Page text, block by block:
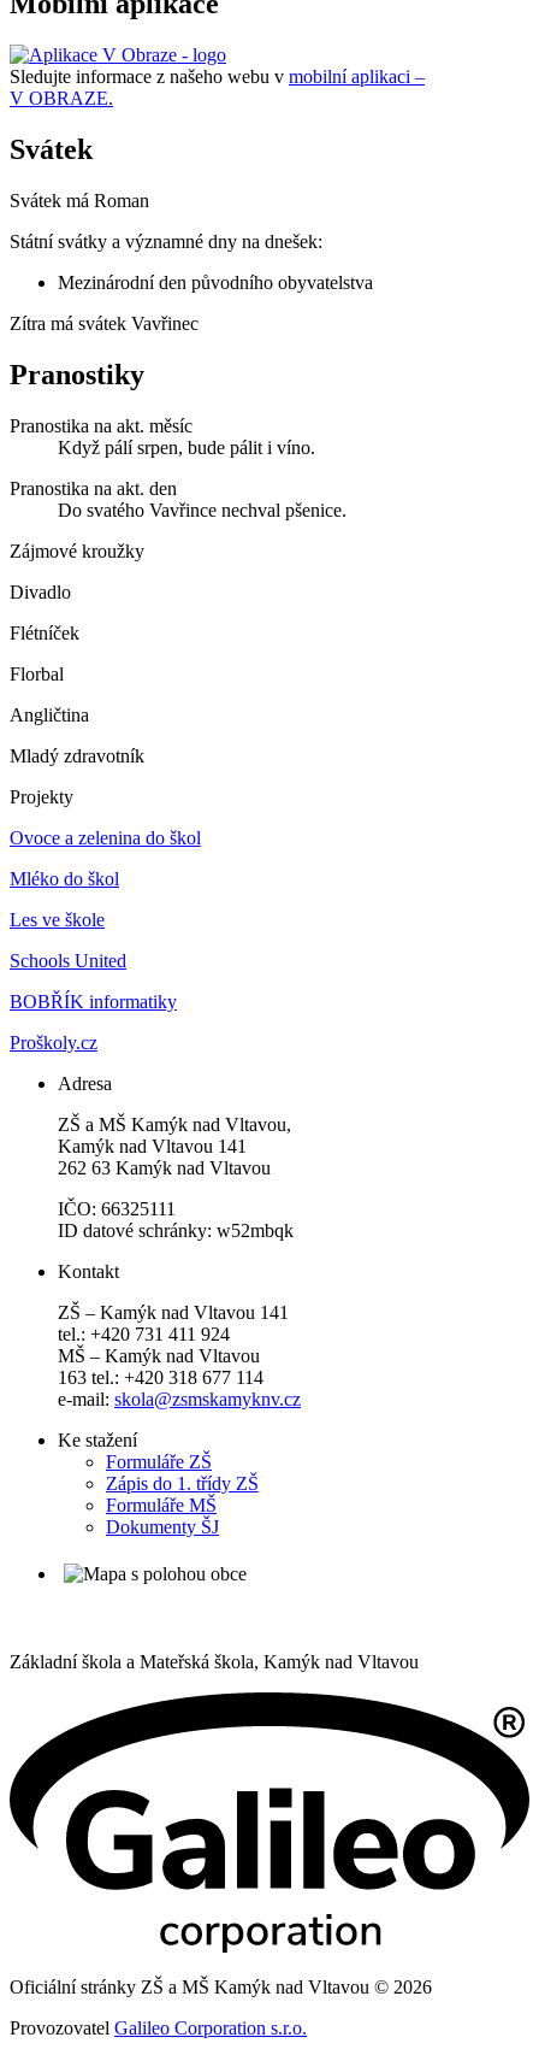
Sledujte informace z našeho webu v mobilní aplikaci –
V OBRAZE.
Svátek
Svátek má Roman
Státní svátky a významné dny na dnešek:
Mezinárodní den původního obyvatelstva
Zítra má svátek Vavřinec
Pranostiky
Pranostika na akt. měsíc
Když pálí srpen, bude pálit i víno.
Pranostika na akt. den
Do svatého Vavřince nechval pšenice.
Zájmové kroužky
Divadlo
Flétníček
Florbal
Angličtina
Mladý zdravotník
Projekty
Ovoce a zelenina do škol
Mléko do škol
Les ve škole
Schools United
BOBŘÍK informatiky
Proškoly.cz
Adresa
ZŠ a MŠ Kamýk nad Vltavou,
Kamýk nad Vltavou 141
262 63 Kamýk nad Vltavou
IČO: 66325111
ID datové schránky: w52mbqk
Kontakt
ZŠ – Kamýk nad Vltavou 141
tel.: +420 731 411 924
MŠ – Kamýk nad Vltavou
163 tel.: +420 318 677 114
e-mail: skola@zsmskamyknv.cz
Ke stažení
Formuláře ZŠ
Zápis do 1. třídy ZŠ
Formuláře MŠ
Dokumenty ŠJ
Základní škola a Mateřská škola, Kamýk nad Vltavou
Oficiální stránky ZŠ a MŠ Kamýk nad Vltavou © 2026
Provozovatel Galileo Corporation s.r.o.